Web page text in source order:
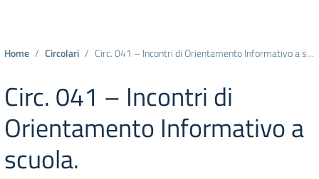
Home Circolari Circ. 041 – Incontri di Orientamento Informativo a scuola.
Circ. 041 – Incontri di
Orientamento Informativo a
scuola.